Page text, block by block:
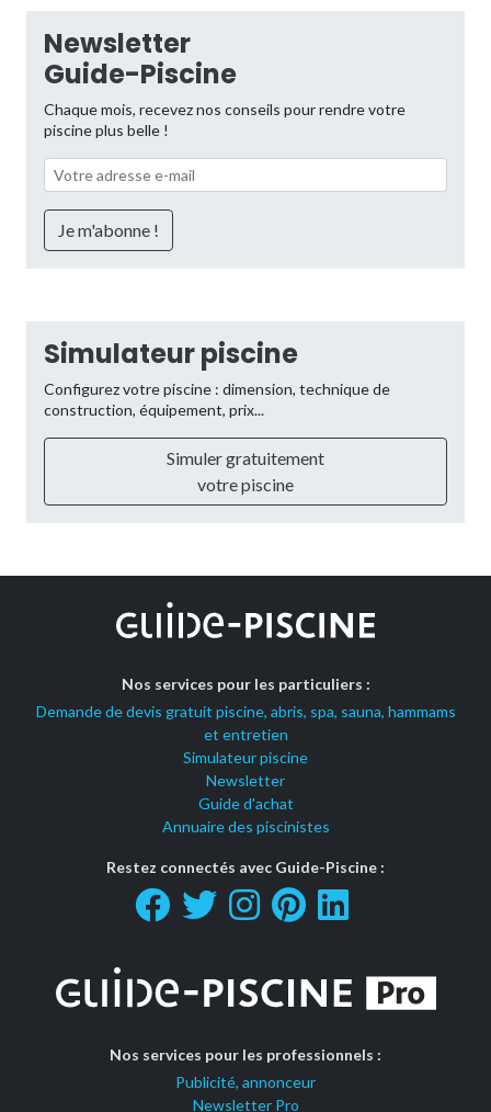
Newsletter
Guide-Piscine
Chaque mois, recevez nos conseils pour rendre votre
piscine plus belle !
Simulateur piscine
Configurez votre piscine : dimension, technique de
construction, équipement, prix...
Simuler gratuitement
votre piscine
Nos services pour les particuliers :
Demande de devis gratuit piscine, abris, spa, sauna, hammams
et entretien
Simulateur piscine
Newsletter
Guide d'achat
Annuaire des piscinistes
Restez connectés avec Guide-Piscine :
Nos services pour les professionnels :
Publicité, annonceur
Newsletter Pro